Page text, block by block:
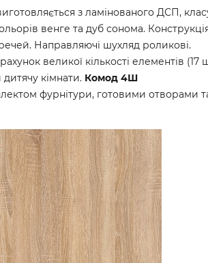
з ламінованого ДСП,
венге та дуб сонома.
Направляючі шухляд роликові.
великої кількості елементів (17
кімнати. Комод 4Ш
фурнітури, готовими отворами